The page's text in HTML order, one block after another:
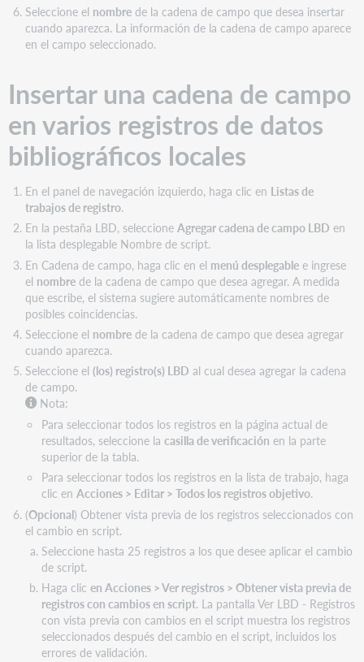
locales
Seleccione el nombrede la cadena de campo que desea insertar
cuando aparezca. La información de la cadena de campo aparece
en el campo seleccionado.
Insertar una cadena de campo
en varios registros de datos
bibliográficos locales
En el panel de navegación izquierdo, haga clic en Listas de
trabajos de registro.
En la pestaña LBD, seleccione Agregar cadena de campo LBD en
la lista desplegable Nombre de script.
En Cadena de campo, haga clic en el menú desplegablee ingrese
el nombrede la cadena de campo que desea agregar. A medida
que escribe, el sistema sugiere automáticamente nombres de
posibles coincidencias.
Seleccione el nombrede la cadena de campo que desea agregar
cuando aparezca.
Seleccione el (los) registro(s) LBD al cual desea agregar la cadena
de campo.
Nota:
Para seleccionar todos los registros en la página actual de
resultados, seleccione la casilla de verificación en la parte
superior de la tabla.
Para seleccionar todos los registros en la lista de trabajo, haga
clic en Acciones > Editar > Todos los registros objetivo.
(Opcional) Obtener vista previa de los registros seleccionados con
el cambio en script.
Seleccione hasta 25 registros a los que desee aplicar el cambio
de script.
Haga clic en Acciones > Ver registros > Obtener vista previa de
registros con cambios en script. La pantalla Ver LBD - Registros
con vista previa con cambios en el script muestra los registros
seleccionados después del cambio en el script, incluidos los
errores de validación.